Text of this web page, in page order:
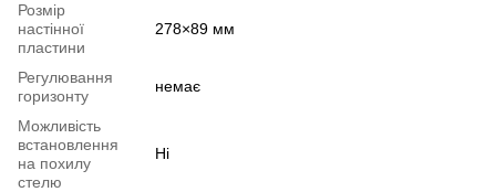
Розмір
настінної
пластини
278×89 мм
Регулювання
горизонту
немає
Можливість
встановлення
на похилу
стелю
Ні